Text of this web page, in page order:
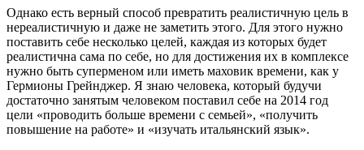
Однако есть верный способ превратить реалистичную цель в
нереалистичную и даже не заметить этого. Для этого нужно
поставить себе несколько целей, каждая из которых будет
реалистична сама по себе, но для достижения их в комплексе
нужно быть суперменом или иметь маховик времени, как у
Гермионы Грейнджер. Я знаю человека, который будучи
достаточно занятым человеком поставил себе на 2014 год
цели «проводить больше времени с семьей», «получить
повышение на работе» и «изучать итальянский язык».